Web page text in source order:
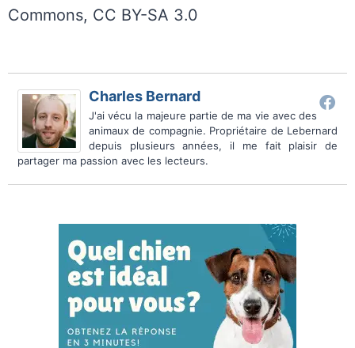
Commons, CC BY-SA 3.0
Charles Bernard
J'ai vécu la majeure partie de ma vie avec des
animaux de compagnie. Propriétaire de Lebernard
depuis plusieurs années, il me fait plaisir de
partager ma passion avec les lecteurs.